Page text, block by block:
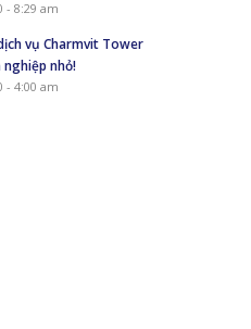
- 8:29 am
vụ Charmvit Tower
nghiệp nhỏ!
- 4:00 am